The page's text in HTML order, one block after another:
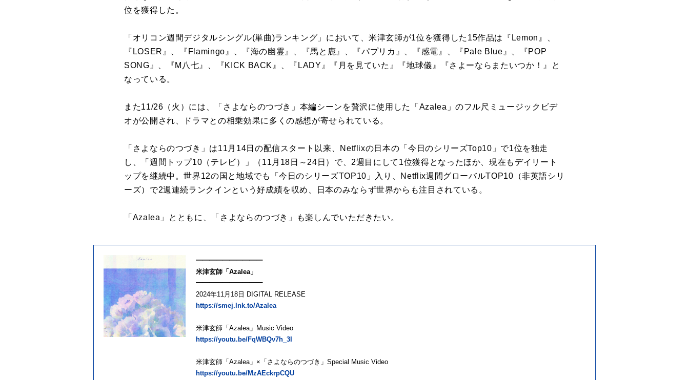
位を獲得した。
「オリコン週間デジタルシングル(単曲)ランキング」において、米津玄師が1位を獲得した15作品は『Lemon』、
『LOSER』、『Flamingo』、『海の幽霊』、『馬と鹿』、『パプリカ』、『感電』、『Pale Blue』、『POP
SONG』、『M八七』、『KICK BACK』、『LADY』『月を見ていた』『地球儀』『さよーならまたいつか！』と
なっている。
また11/26（火）には、「さよならのつづき」本編シーンを贅沢に使用した「Azalea」のフル尺ミュージックビデ
オが公開され、ドラマとの相乗効果に多くの感想が寄せられている。
「さよならのつづき」は11月14日の配信スタート以来、Netflixの日本の「今日のシリーズTop10」で1位を独走
し、「週間トップ10（テレビ）」（11月18日～24日）で、2週目にして1位獲得となったほか、現在もデイリート
ップを継続中。世界12の国と地域でも「今日のシリーズTOP10」入り、Netflix週間グローバルTOP10（非英語シリ
ーズ）で2週連続ランクインという好成績を収め、日本のみならず世界からも注目されている。
「Azalea」とともに、「さよならのつづき」も楽しんでいただきたい。
━━━━━━━━━━
米津玄師「Azalea」
━━━━━━━━━━
2024年11月18日 DIGITAL RELEASE
https://smej.lnk.to/Azalea
米津玄師「Azalea」Music Video
https://youtu.be/FqWBQv7h_3I
米津玄師「Azalea」×「さよならのつづき」Special Music Video
https://youtu.be/MzAEckrpCQU